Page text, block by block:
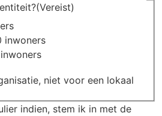
(Vereist)
inwoners
niet voor een lokaal
indien, stem ik in met de